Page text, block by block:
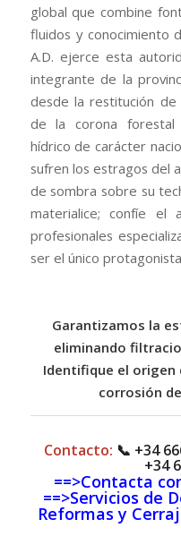
global que combine
fluidos y conocimiento
A.D. ejerce esta
integrante de la
desde la restitución
de la corona forestal
hídrico de carácter
sufren los estragos del
de sombra sobre su
materialice; confíe el
profesionales
ser el único
Garantizamos la
eliminando
Identifique el origen
corrosión
Contacto: 📞 +34
+34
==>Contacta
==>Servicios de
Reformas y